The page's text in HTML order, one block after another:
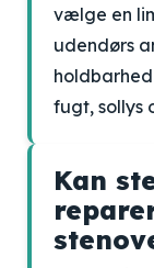
vælge en
udendørs
fugt, sollys
Kan